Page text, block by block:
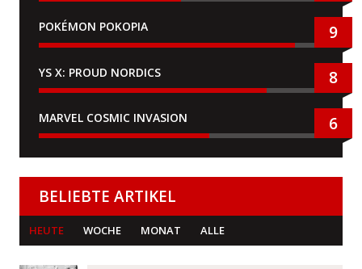
POKÉMON POKOPIA 9
YS X: PROUD NORDICS 8
MARVEL COSMIC INVASION 6
BELIEBTE ARTIKEL
HEUTE WOCHE MONAT ALLE